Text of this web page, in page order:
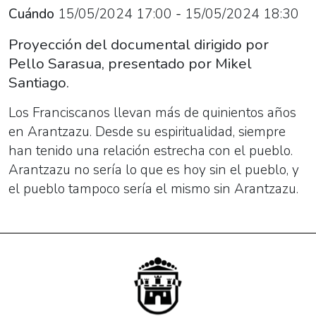
por
Sarasua,
presentado
por
Mikel
Santiago.
Cuándo 15/05/2024 17:00 - 15/05/2024 18:30
Proyección del documental dirigido por
Pello Sarasua, presentado por Mikel
Santiago.
Los Franciscanos llevan más de quinientos años
en Arantzazu. Desde su espiritualidad, siempre
han tenido una relación estrecha con el pueblo.
Arantzazu no sería lo que es hoy sin el pueblo, y
el pueblo tampoco sería el mismo sin Arantzazu.